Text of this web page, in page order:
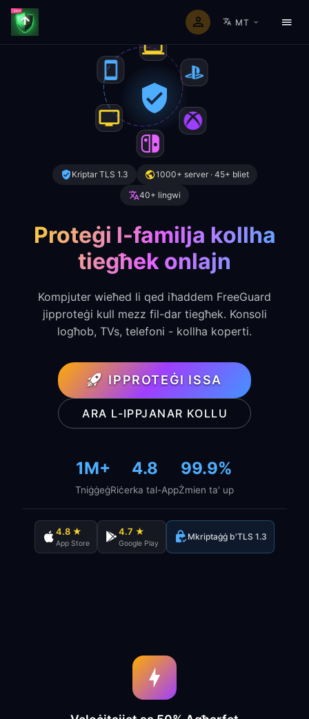
MT
Kriptar TLS 1.3
1000+ server · 45+ bliet
40+ lingwi
Proteġi l-familja kollha
tiegħek onlajn
Kompjuter wieħed li qed iħaddem FreeGuard
jipproteġi kull mezz fil-dar tiegħek. Konsoli
logħob, TVs, telefoni - kollha koperti.
IPPROTEĠI ISSA
ARA L-IPPJANAR KOLLU
1M+
Tniġġeġ
4.8
Riċerka tal-App
99.9%
Żmien ta' up
4.8 ★
App Store
4.7 ★
Google Play
Mkriptaġġ b'TLS 1.3